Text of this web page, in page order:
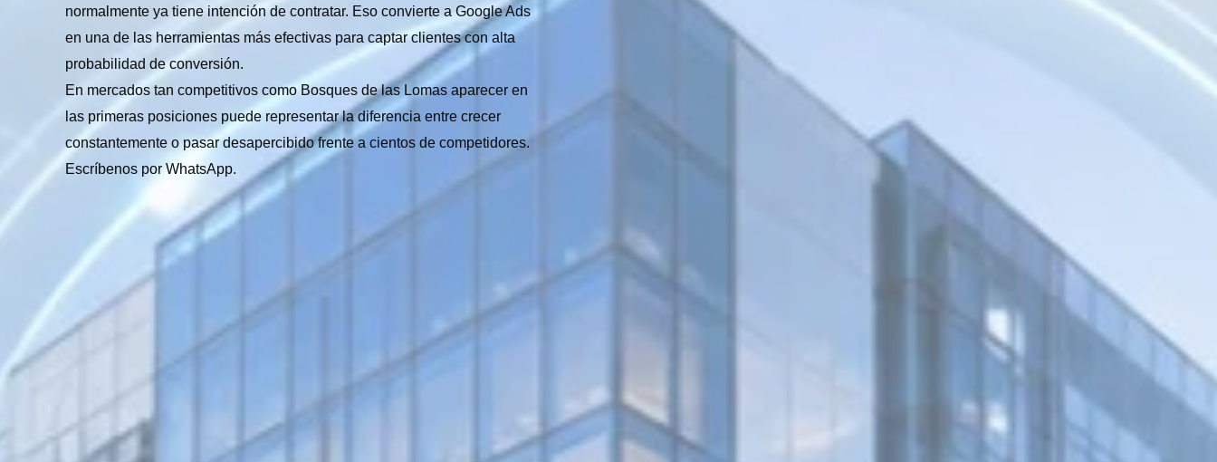
normalmente ya tiene intención de contratar. Eso convierte a Google Ads
en una de las herramientas más efectivas para captar clientes con alta
probabilidad de conversión.
En mercados tan competitivos como Bosques de las Lomas aparecer en
las primeras posiciones puede representar la diferencia entre crecer
constantemente o pasar desapercibido frente a cientos de competidores.
Escríbenos por WhatsApp.